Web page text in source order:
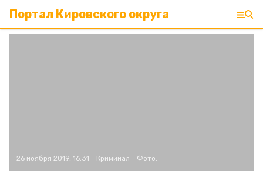
Портал Кировского округа
26 ноября 2019, 16:31 Криминал Фото: